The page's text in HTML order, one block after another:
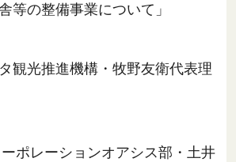
等の整備事業について」
観光推進機構・牧野友衛代表理
ポレーションオアシス部・土井